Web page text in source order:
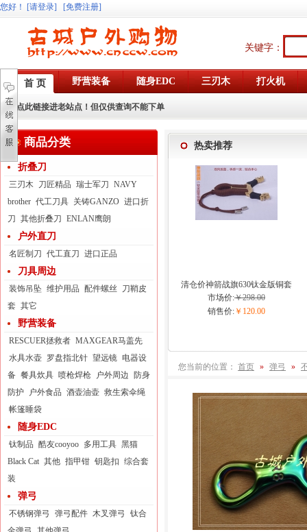
您好 ！ [请登录] [免费注册]
关键字：
首 页 野营装备 随身EDC 三刃木 打火机
点此链接进老站点！但仅供查询不能下单
商品分类
折叠刀
三刃木 刀匠精品 瑞士军刀 NAVY
brother 代工刀具 关铸GANZO 进口折
刀 其他折叠刀 ENLAN鹰朗
户外直刀
名匠制刀 代工直刀 进口正品
刀具周边
装饰吊坠 维护用品 配件螺丝
刀鞘皮
套 其它
野营装备
RESCUER拯救者 MAXGEAR马盖先
水具水壶 罗盘指北针 望远镜 电器设
备 餐具炊具 喷枪焊枪 户外周边
防身
防护
户外食品 酒壶油壶 救生索伞绳
帐篷睡袋
随身EDC
钛制品 酷友cooyoo 多用工具 黑猫
Black Cat 其他 指甲钳 钥匙扣 综合套
装
弹弓
不锈钢弹弓 弹弓配件 木叉弹弓
钛合
热卖推荐
清仓价神箭战旗630钛金版铜套
弓眼反曲球卡六股弹弓
市场价:￥298.00
销售价: ￥120.00
您当前的位置： 首页 » 弹弓 »